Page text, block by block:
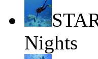
Nights